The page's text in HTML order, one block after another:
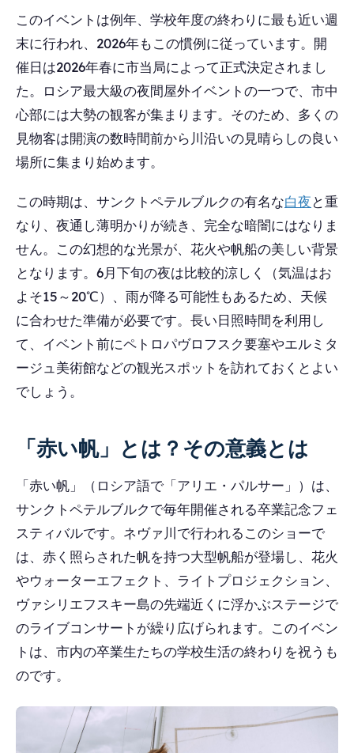
このイベントは例年、学校年度の終わりに最も近い週
末に行われ、2026年もこの慣例に従っています。開
催日は2026年春に市当局によって正式決定されまし
た。ロシア最大級の夜間屋外イベントの一つで、市中
心部には大勢の観客が集まります。そのため、多くの
見物客は開演の数時間前から川沿いの見晴らしの良い
場所に集まり始めます。
この時期は、サンクトペテルブルクの有名な白夜と重
なり、夜通し薄明かりが続き、完全な暗闇にはなりま
せん。この幻想的な光景が、花火や帆船の美しい背景
となります。6月下旬の夜は比較的涼しく（気温はお
よそ15～20℃）、雨が降る可能性もあるため、天候
に合わせた準備が必要です。長い日照時間を利用し
て、イベント前にペトロパヴロフスク要塞やエルミタ
ージュ美術館などの観光スポットを訪れておくとよい
でしょう。
「赤い帆」とは？その意義とは
「赤い帆」（ロシア語で「アリエ・パルサー」）は、
サンクトペテルブルクで毎年開催される卒業記念フェ
スティバルです。ネヴァ川で行われるこのショーで
は、赤く照らされた帆を持つ大型帆船が登場し、花火
やウォーターエフェクト、ライトプロジェクション、
ヴァシリエフスキー島の先端近くに浮かぶステージで
のライブコンサートが繰り広げられます。このイベン
トは、市内の卒業生たちの学校生活の終わりを祝うも
のです。